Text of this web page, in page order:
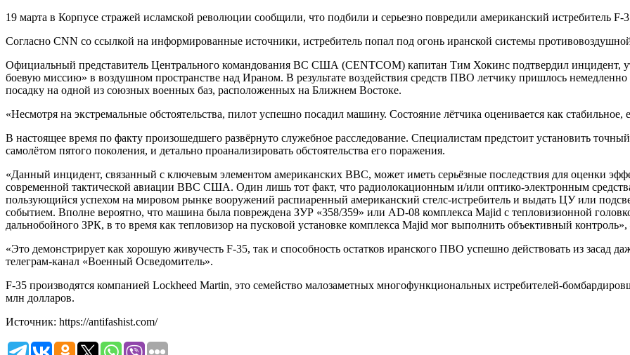
19 марта в Корпусе стражей исламской революции сообщили, что подбили и серьезно повредили американский истребитель F-
Согласно CNN со ссылкой на информированные источники, истребитель попал под огонь иранской системы
Официальный представитель Центрального командования ВС США (CENTCOM) капитан Тим Хокинс подтвердил инцидент,
боевую миссию» в воздушном пространстве над Ираном. В результате воздействия средств ПВО летчику пришлось
посадку на одной из союзных военных баз, расположенных на Ближнем Востоке.
«Несмотря на экстремальные обстоятельства, пилот успешно посадил машину. Состояние лётчика оценивается как
В настоящее время по факту произошедшего развёрнуто служебное расследование. Специалистам предстоит установить
самолётом пятого поколения, и детально проанализировать обстоятельства его поражения.
«Данный инцидент, связанный с ключевым элементом американских ВВС, может иметь серьёзные последствия для оценки
современной тактической авиации ВВС США. Один лишь тот факт, что радиолокационным и/или оптико-электронным
пользующийся успехом на мировом рынке вооружений распиаренный американский стелс-истребитель и выдать ЦУ или
событием. Вполне вероятно, что машина была повреждена ЗУР «358/359» или AD-08 комплекса Majid с тепловизионной
дальнобойного ЗРК, в то время как тепловизор на пусковой установке комплекса Majid мог выполнить объективный
«Это демонстрирует как хорошую живучесть F-35, так и способность остатков иранского ПВО успешно действовать из засад
телеграм-канал «Военный Осведомитель».
F-35 производятся компанией Lockheed Martin, это семейство малозаметных многофункциональных истребителей-
млн долларов.
Источник: https://antifashist.com/